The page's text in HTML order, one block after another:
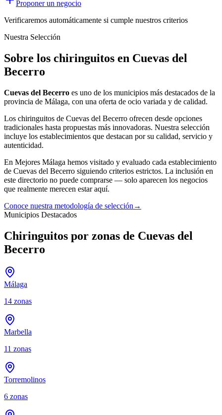
Proponer un negocio
Verificaremos automáticamente si cumple nuestros criterios
Nuestra Selección
Sobre los chiringuitos en Cuevas del
Becerro
Cuevas del Becerro es uno de los municipios más destacados de la
provincia de Málaga, con una oferta de ocio variada y de calidad.
Los chiringuitos de Cuevas del Becerro ofrecen desde opciones
tradicionales hasta propuestas más innovadoras. Nuestra selección
incluye los establecimientos que destacan por su calidad, servicio y
autenticidad.
En Mejores Málaga hemos visitado y evaluado cada establecimiento
de Cuevas del Becerro siguiendo criterios estrictos. La inclusión en
este directorio no puede comprarse — solo aparecen los negocios
que realmente merecen estar aquí.
Conoce nuestra metodología de selección →
Municipios Destacados
Chiringuitos por zonas de Cuevas del
Becerro
Málaga
14 zonas
Marbella
11 zonas
Torremolinos
6 zonas